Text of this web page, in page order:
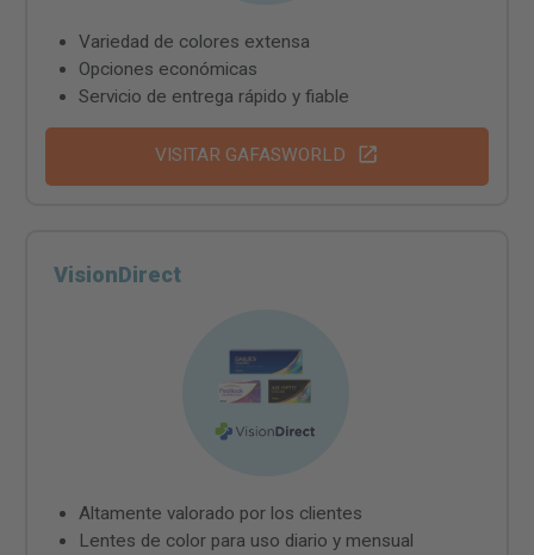
Variedad de colores extensa
Opciones económicas
Servicio de entrega rápido y fiable
VISITAR GAFASWORLD
VisionDirect
Altamente valorado por los clientes
Lentes de color para uso diario y mensual